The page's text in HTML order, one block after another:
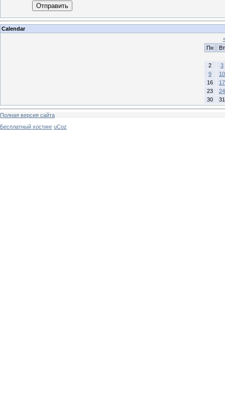
Отправить
Calendar
Пн
Вт
2
3
9
10
16
17
23
24
30
31
Полная версия сайта
Бесплатный хостинг uCoz